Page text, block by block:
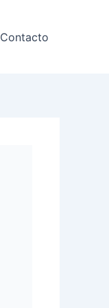
Contacto